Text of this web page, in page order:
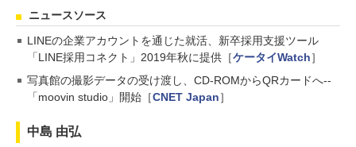
ニュースソース
LINEの企業アカウントを通じた就活、新卒採用支援ツール
「LINE採用コネクト」2019年秋に提供［ケータイWatch］
写真館の撮影データの受け渡し、CD-ROMからQRカードへ--
「moovin studio」開始［CNET Japan］
中島 由弘